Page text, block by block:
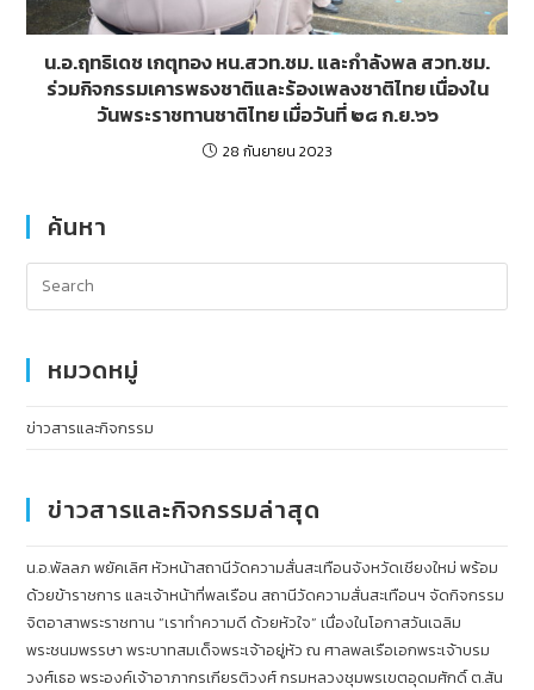
น.อ.ฤทธิเดช เกตุทอง หน.สวท.ชม. และกำลังพล สวท.ชม.
ร่วมกิจกรรมเคารพธงชาติและร้องเพลงชาติไทย เนื่องใน
วันพระราชทานชาติไทย เมื่อวันที่ ๒๘ ก.ย.๖๖
28 กันยายน 2023
ค้นหา
หมวดหมู่
ข่าวสารและกิจกรรม
ข่าวสารและกิจกรรมล่าสุด
น.อ.พัลลภ พยัคเลิศ หัวหน้าสถานีวัดความสั่นสะเทือนจังหวัดเชียงใหม่ พร้อม
ด้วยข้าราชการ และเจ้าหน้าที่พลเรือน สถานีวัดความสั่นสะเทือนฯ จัดกิจกรรม
จิตอาสาพระราชทาน “เราทำความดี ด้วยหัวใจ” เนื่องในโอกาสวันเฉลิม
พระชนมพรรษา พระบาทสมเด็จพระเจ้าอยู่หัว ณ ศาลพลเรือเอกพระเจ้าบรม
วงศ์เธอ พระองค์เจ้าอาภากรเกียรติวงศ์ กรมหลวงชุมพรเขตอุดมศักดิ์ ต.สัน